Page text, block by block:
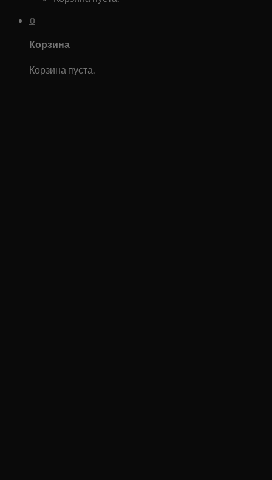
0
Корзина
Корзина пуста.